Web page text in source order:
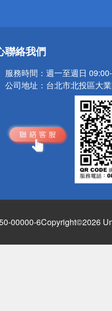
聯絡我們
服務時間： 週一至週日
公司地址： 台北市北投區大
00000-6Copyright©2026